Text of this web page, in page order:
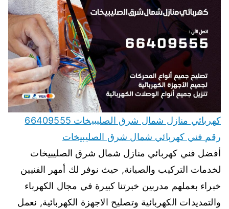
كهربائي منازل شمال شرق الصليبيخات 66409555
رقم فني كهربائي شمال شرق الصليبيخات
أفضل فني كهربائي منازل شمال شرق الصليبيخات
لخدمات التركيب والصيانة, حيث نوفر لك أمهر الفنيين
خبراء بعملهم مدربين خبرتنا كبيرة في مجال الكهرباء
والتمديدات الكهربائية وتصليح الاجهزة الكهربائية, نعمل